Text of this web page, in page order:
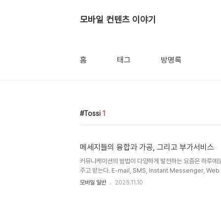
모바일 컨텐츠 이야기
홈 태그 방명록
Tossi 1
메세지들의 융합과 가공, 그리고 부가서비스
커뮤니케이션의 방법이 다양하게 발전하는 요즘은 하루
주고 받는다. E-mail, SMS, Instant Messenger, Web
내용의 메시지들을 주고 받고 있는 것이다. 얼마전 회사
모바일 일반 2025.11.10